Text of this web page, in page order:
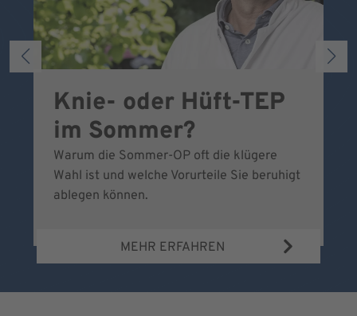
Knie- oder Hüft-TEP
im Sommer?
Warum die Sommer-OP oft die klügere
Wahl ist und welche Vorurteile Sie beruhigt
ablegen können.
MEHR ERFAHREN